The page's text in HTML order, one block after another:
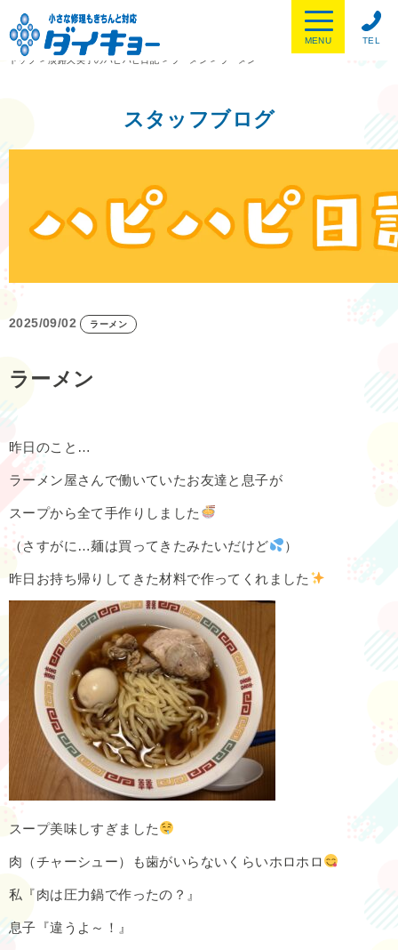
TEL
MENU
トップ
> 淡路久美子のハピハピ日記 > ラーメン > ラーメン
スタッフブログ
2025/09/02 ラーメン
ラーメン
昨日のこと…
ラーメン屋さんで働いていたお友達と息子が
スープから全て手作りしました
（さすがに…麺は買ってきたみたいだけど ）
昨日お持ち帰りしてきた材料で作ってくれました
スープ美味しすぎました
肉（チャーシュー）も歯がいらないくらいホロホロ
私『肉は圧力鍋で作ったの？』
息子『違うよ～！』